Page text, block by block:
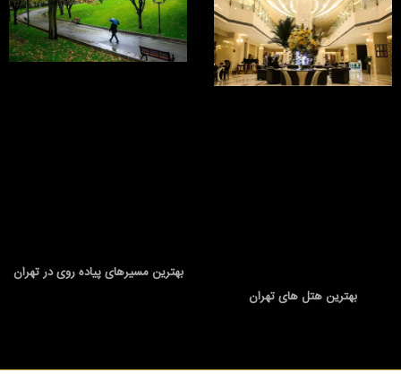
بهترین هتل های تهران
بهترین مسیرهای پیاده روی در تهران